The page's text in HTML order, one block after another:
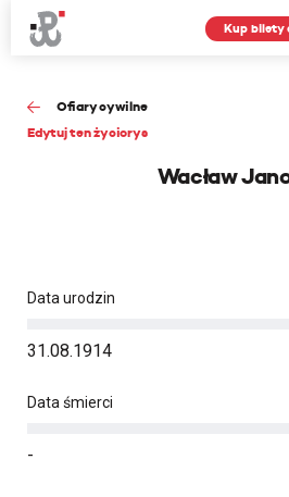
Kup bilety
Ofiary cywilne
Edytuj ten życiorys
Wacław
Data urodzin
31.08.1914
Data śmierci
-